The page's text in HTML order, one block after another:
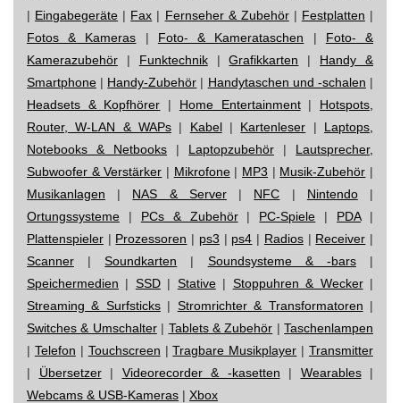
| Eingabegeräte | Fax | Fernseher & Zubehör| Festplatten |
Fotos & Kameras | Foto- & Kamerataschen | Foto- &
Kamerazubehör | Funktechnik|Grafikkarten | Handy &
Smartphone | Handy-Zubehör | Handytaschen und -schalen |
Headsets & Kopfhörer | Home Entertainment| Hotspots,
Router, W-LAN & WAPs | Kabel| Kartenleser | Laptops,
Notebooks & Netbooks | Laptopzubehör | Lautsprecher,
Subwoofer & Verstärker | Mikrofone| MP3 | Musik-Zubehör |
Musikanlagen | NAS & Server| NFC | Nintendo|
Ortungssysteme | PCs & Zubehör| PC-Spiele | PDA|
Plattenspieler | Prozessoren | ps3 | ps4 | Radios| Receiver |
Scanner |Soundkarten | Soundsysteme & -bars|
Speichermedien | SSD| Stative| Stoppuhren & Wecker|
Streaming & Surfsticks| Stromrichter & Transformatoren |
Switches & Umschalter| Tablets & Zubehör | Taschenlampen
| Telefon | Touchscreen |Tragbare Musikplayer | Transmitter
| Übersetzer| Videorecorder & -kasetten | Wearables|
Webcams & USB-Kameras | Xbox